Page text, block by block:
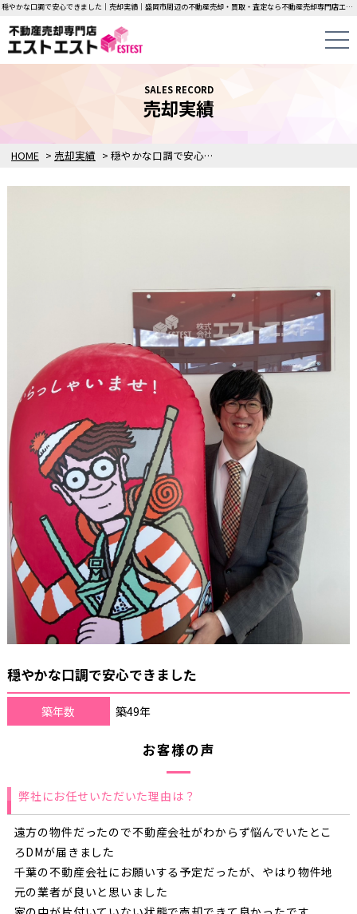
穏やかな口調で安心できました｜売却実績｜盛岡市周辺の不動産売却・買取・査定なら不動産売却専門店エストエストにお任せください！中古一戸建て・マンション・土地の即日無料査定・即金買取を行っています！
HOME > 売却実績 > 穏やかな口調で安心できました
SALES RECORD
売却実績
穏やかな口調で安心できました
築年数 築49年
お客様の声
弊社にお任せいただいた理由は？
遠方の物件だったので不動産会社がわからず悩んでいたとこ
ろDMが届きました
千葉の不動産会社にお願いする予定だったが、やはり物件地
元の業者が良いと思いました